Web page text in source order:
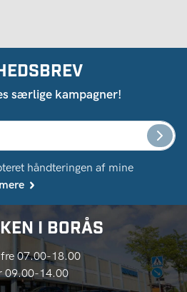
særlige kampagner!
håndteringen af ​​mine
I BORÅS
07.00-18.00
09.00-14.00